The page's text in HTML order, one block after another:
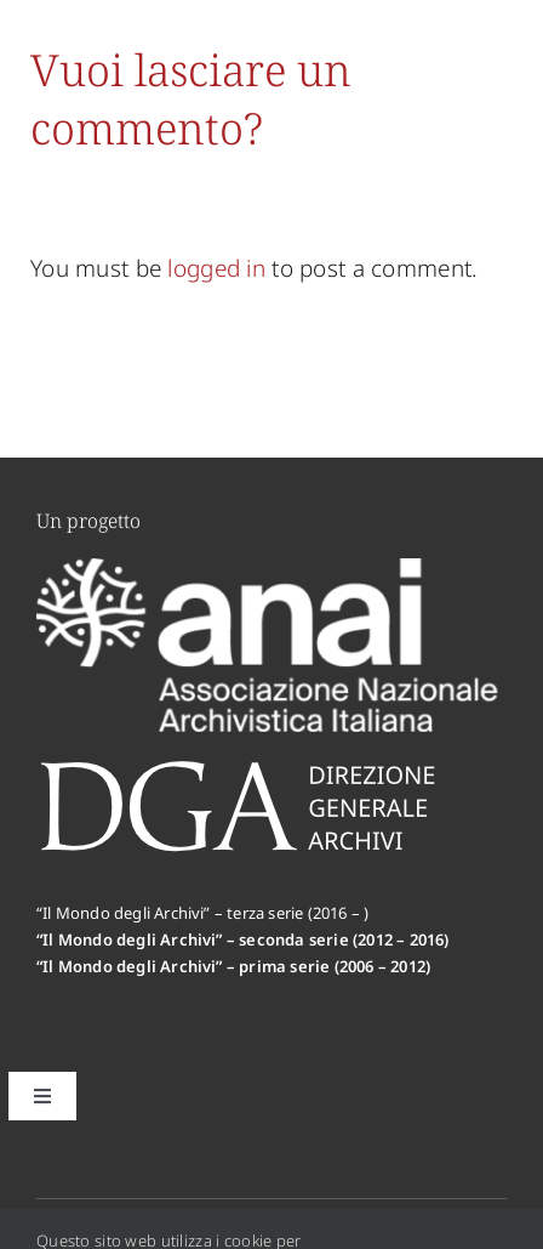
Vuoi lasciare un
commento?
You must be logged in to post a comment.
Un progetto
“Il Mondo degli Archivi” – terza serie (2016 – )
“Il Mondo degli Archivi” – seconda serie (2012 – 2016)
“Il Mondo degli Archivi” – prima serie (2006 – 2012)
Toggle
Disclaimer
© 2012 - 2026 • Copyright © 2016 Il Mondo Degli Archivi
Questo sito web utilizza i cookie per